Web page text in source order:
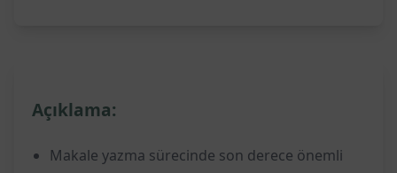
Açıklama:
Makale yazma sürecinde son derece önemli